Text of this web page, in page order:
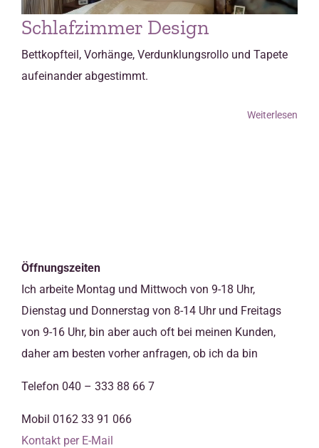
Schlafzimmer Design
Bettkopfteil, Vorhänge, Verdunklungsrollo und Tapete
aufeinander abgestimmt.
Weiterlesen
Öffnungszeiten
Ich arbeite Montag und Mittwoch von 9-18 Uhr,
Dienstag und Donnerstag von 8-14 Uhr und Freitags
von 9-16 Uhr, bin aber auch oft bei meinen Kunden,
daher am besten vorher anfragen, ob ich da bin
Telefon 040 – 333 88 66 7
Mobil 0162 33 91 066
Kontakt per E-Mail